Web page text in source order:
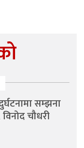
सम्झना
चौधरी